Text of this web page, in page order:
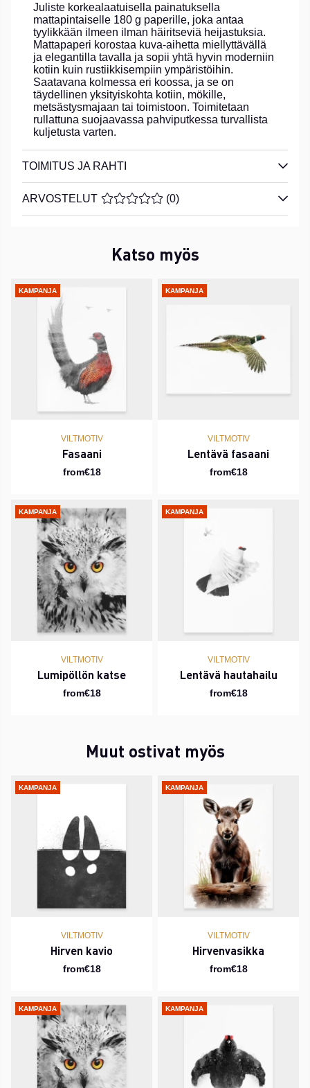
Juliste korkealaatuisella painatuksella
mattapintaiselle 180 g paperille, joka antaa
tyylikkään ilmeen ilman häiritseviä heijastuksia.
Mattapaperi korostaa kuva-aihetta miellyttävällä
ja elegantilla tavalla ja sopii yhtä hyvin moderniin
kotiin kuin rustiikkisempiin ympäristöihin.
Saatavana kolmessa eri koossa, ja se on
täydellinen yksityiskohta kotiin, mökille,
metsästysmajaan tai toimistoon. Toimitetaan
rullattuna suojaavassa pahviputkessa turvallista
kuljetusta varten.
TOIMITUS JA RAHTI
ARVOSTELUT KESKIARVOLUOKITUS 0 / 5
(0)
Katso myös
KAMPANJA
VILTMOTIV
Fasaani
from€18
KAMPANJA
VILTMOTIV
Lentävä fasaani
from€18
KAMPANJA
VILTMOTIV
Lumipöllön katse
from€18
KAMPANJA
VILTMOTIV
Lentävä hautahailu
from€18
Muut ostivat myös
KAMPANJA
VILTMOTIV
Hirven kavio
from€18
KAMPANJA
VILTMOTIV
Hirvenvasikka
from€18
KAMPANJA KAMPANJA